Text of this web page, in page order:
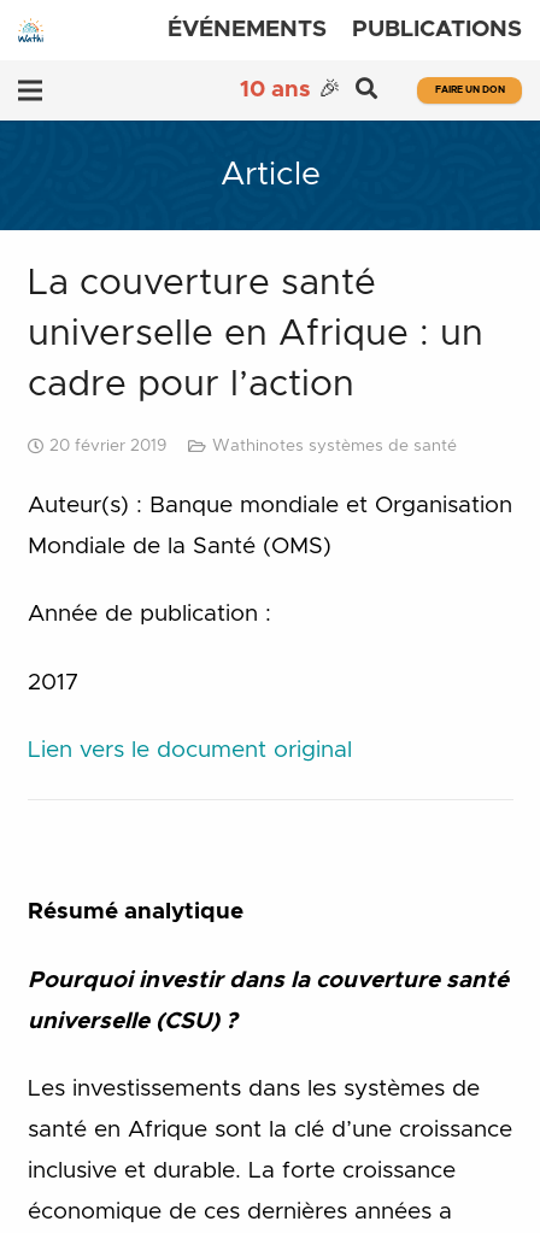
ÉVÉNEMENTS PUBLICATIONS
10 ans 🎉 FAIRE UN DON
Article
La couverture santé
universelle en Afrique : un
cadre pour l’action
20 février 2019 Wathinotes systèmes de santé
Auteur(s) : Banque mondiale et Organisation
Mondiale de la Santé (OMS)
Année de publication :
2017
Lien vers le document original
Résumé analytique
Pourquoi investir dans la couverture santé
universelle (CSU) ?
Les investissements dans les systèmes de
santé en Afrique sont la clé d’une croissance
inclusive et durable. La forte croissance
économique de ces dernières années a